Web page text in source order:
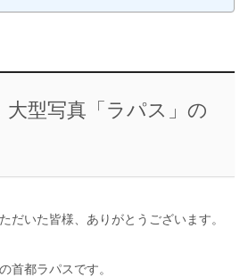
大型写真「ラパス」の
だいた皆様、ありがとうございます。
首都ラパスです。